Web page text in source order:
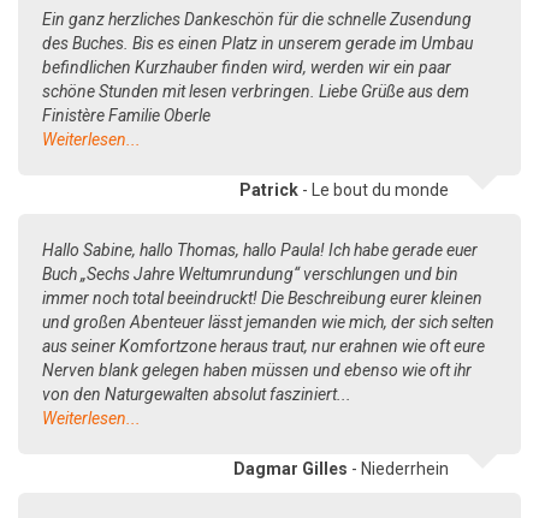
Ein ganz herzliches Dankeschön für die schnelle Zusendung
des Buches. Bis es einen Platz in unserem gerade im Umbau
befindlichen Kurzhauber finden wird, werden wir ein paar
schöne Stunden mit lesen verbringen. Liebe Grüße aus dem
Finistère Familie Oberle
Weiterlesen...
Patrick - Le bout du monde
Hallo Sabine, hallo Thomas, hallo Paula! Ich habe gerade euer
Buch „Sechs Jahre Weltumrundung“ verschlungen und bin
immer noch total beeindruckt! Die Beschreibung eurer kleinen
und großen Abenteuer lässt jemanden wie mich, der sich selten
aus seiner Komfortzone heraus traut, nur erahnen wie oft eure
Nerven blank gelegen haben müssen und ebenso wie oft ihr
von den Naturgewalten absolut fasziniert...
Weiterlesen...
Dagmar Gilles - Niederrhein